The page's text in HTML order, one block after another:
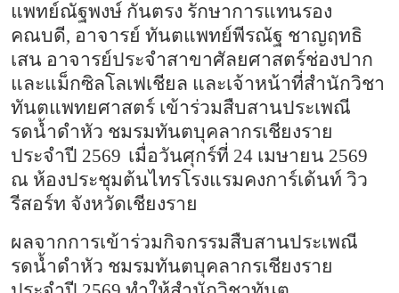
แพทย์ณัฐพงษ์ กันตรง รักษาการแทนรอง
คณบดี, อาจารย์ ทันตแพทย์พีรณัฐ ชาญฤทธิ
เสน อาจารย์ประจำสาขาศัลยศาสตร์ช่องปาก
และแม็กซิลโลเฟเชียล และเจ้าหน้าที่สำนักวิชา
ทันตแพทยศาสตร์ เข้าร่วมสืบสานประเพณี
รดน้ำดำหัว ชมรมทันตบุคลากรเชียงราย
ประจำปี 2569 เมื่อวันศุกร์ที่ 24 เมษายน 2569
ณ ห้องประชุมต้นไทรโรงแรมคงการ์เด้นท์ วิว
รีสอร์ท จังหวัดเชียงราย
ผลจากการเข้าร่วมกิจกรรมสืบสานประเพณี
รดน้ำดำหัว ชมรมทันตบุคลากรเชียงราย